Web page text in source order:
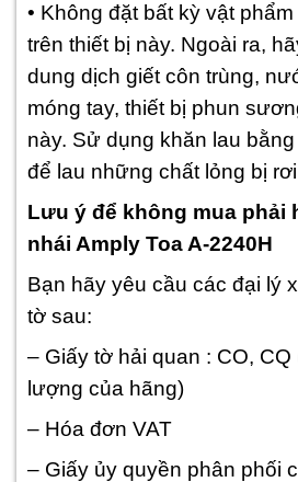
• Không đặt bất kỳ vật
trên thiết bị này. Ngoài ra,
dung dịch giết côn trùng,
móng tay, thiết bị phun
này. Sử dụng khăn lau
để lau những chất lỏng bị
Lưu ý để không mua phải
nhái Amply Toa A-2240H
Bạn hãy yêu cầu các đại lý
tờ sau:
– Giấy tờ hải quan : CO,
lượng của hãng)
– Hóa đơn VAT
– Giấy ủy quyền phân phối